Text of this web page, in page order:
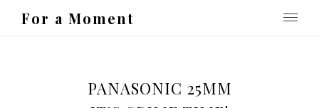
For a Moment
PANASONIC 25MM